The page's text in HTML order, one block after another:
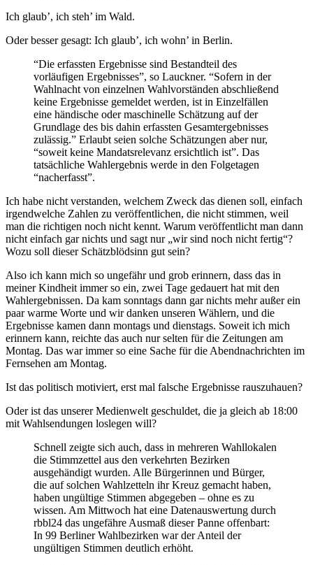
Ich glaub’, ich steh’ im Wald.
Oder besser gesagt: Ich glaub’, ich wohn’ in Berlin.
“Die erfassten Ergebnisse sind Bestandteil des
vorläufigen Ergebnisses”, so Lauckner. “Sofern in der
Wahlnacht von einzelnen Wahlvorständen abschließend
keine Ergebnisse gemeldet werden, ist in Einzelfällen
eine händische oder maschinelle Schätzung auf der
Grundlage des bis dahin erfassten Gesamtergebnisses
zulässig.” Erlaubt seien solche Schätzungen aber nur,
“soweit keine Mandatsrelevanz ersichtlich ist”. Das
tatsächliche Wahlergebnis werde in den Folgetagen
“nacherfasst”.
Ich habe nicht verstanden, welchem Zweck das dienen soll, einfach
irgendwelche Zahlen zu veröffentlichen, die nicht stimmen, weil
man die richtigen noch nicht kennt. Warum veröffentlicht man dann
nicht einfach gar nichts und sagt nur „wir sind noch nicht fertig“?
Wozu soll dieser Schätzblödsinn gut sein?
Also ich kann mich so ungefähr und grob erinnern, dass das in
meiner Kindheit immer so ein, zwei Tage gedauert hat mit den
Wahlergebnissen. Da kam sonntags dann gar nichts mehr außer ein
paar warme Worte und wir danken unseren Wählern, und die
Ergebnisse kamen dann montags und dienstags. Soweit ich mich
erinnern kann, reichte das auch nur selten für die Zeitungen am
Montag. Das war immer so eine Sache für die Abendnachrichten im
Fernsehen am Montag.
Ist das politisch motiviert, erst mal falsche Ergebnisse rauszuhauen?
Oder ist das unserer Medienwelt geschuldet, die ja gleich ab 18:00
mit Wahlsendungen loslegen will?
Schnell zeigte sich auch, dass in mehreren Wahllokalen
die Stimmzettel aus den verkehrten Bezirken
ausgehändigt wurden. Alle Bürgerinnen und Bürger,
die auf solchen Wahlzetteln ihr Kreuz gemacht haben,
haben ungültige Stimmen abgegeben – ohne es zu
wissen. Am Mittwoch hat eine Datenauswertung durch
rbbl24 das ungefähre Ausmaß dieser Panne offenbart:
In 99 Berliner Wahlbezirken war der Anteil der
ungültigen Stimmen deutlich erhöht.